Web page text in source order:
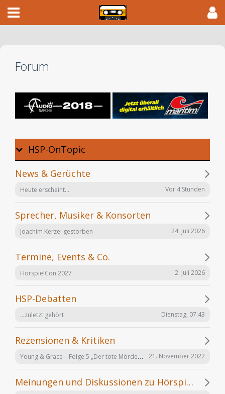
Forum
HSP-OnTopic
News & Gerüchte
Heute erscheint... Vor 4 Stunden
Sprecher, Musiker & Konsorten
Joachim Kerzel gestorben 24. Juli 2026
Termine, Events & Co.
HörspielCon 2027 2. Juli 2026
HSP-Debatten
...zuletzt gehört Dienstag, 07:43
Rezensionen & Kritiken
Young & Grace – Folge 5 „Der tote Mörder“ von TOS Hörfabrik 21. November 2022
Meinungen und Diskussionen zu Hörspielen und Hörbüchern